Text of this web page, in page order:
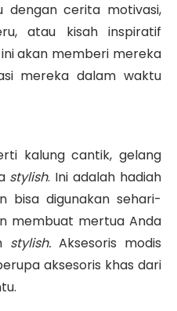
dengan cerita motivasi,
atau kisah inspiratif
akan memberi mereka
mereka dalam waktu
kalung cantik, gelang
stylish. Ini adalah hadiah
bisa digunakan sehari-
membuat mertua Anda
stylish. Aksesoris modis
aksesoris khas dari